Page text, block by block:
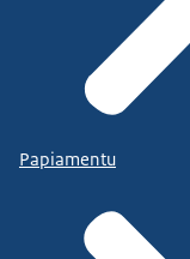
Papiamentu